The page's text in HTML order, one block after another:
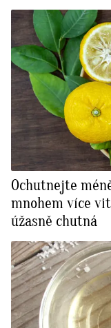
Ochutnejte
mnohem více
úžasně chutná